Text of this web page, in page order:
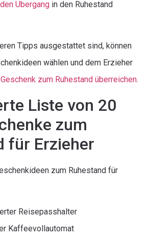
Übergang in den Ruhestand
Tipps ausgestattet sind, können
wählen und dem Erzieher
zum Ruhestand überreichen.
Liste von 20
zum
für Erzieher
zum Ruhestand für
Reisepasshalter
Kaffeevollautomat